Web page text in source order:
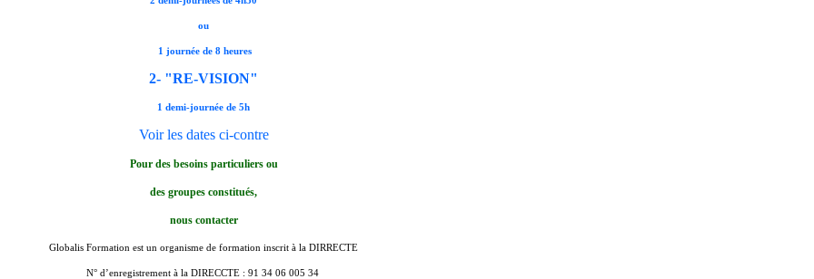
ou
1 journée de 8 heures
2- "RE-VISION"
1 demi-journée de 5h
Voir les dates ci-contre
Pour des besoins particuliers ou
des groupes constitués,
nous contacter
Globalis Formation est un organisme de formation inscrit à la DIRRECTE
N° d’enregistrement à la DIRECCTE : 91 34 06 005 34